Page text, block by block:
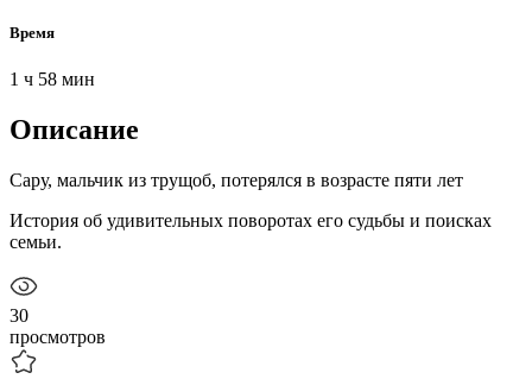
Время
1 ч 58 мин
Описание
Сару, мальчик из трущоб, потерялся в возрасте пяти лет
История об удивительных поворотах его судьбы и поисках
семьи.
30
просмотров